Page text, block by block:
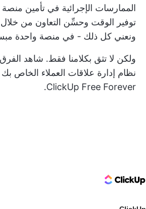
الممارسات الإجرائية في تأمين
توفير الوقت وحسِّن التعاون من
ونعني كل ذلك - في منصة واحدة
ولكن لا تثق بكلامنا فقط. شاهد
نظام إدارة علاقات العملاء الخاص
ClickUp Free Forever.
ClickUp Logo